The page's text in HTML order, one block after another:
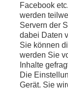
Facebook
werden
Servern der
dabei Daten
Sie können
werden Sie
Inhalte
Die
Gerät. Sie